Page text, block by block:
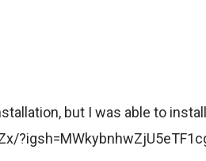
but I was able to